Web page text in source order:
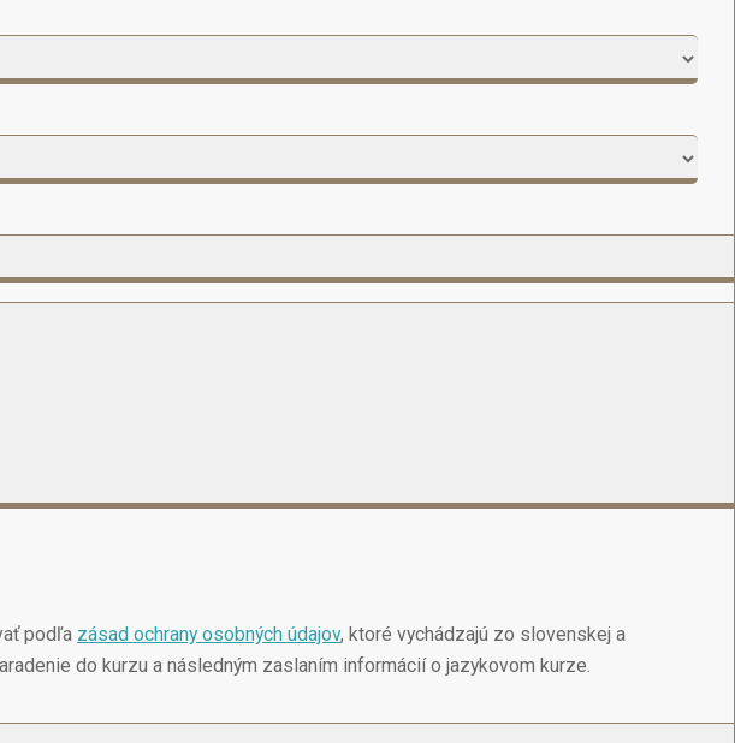
podľa zásad ochrany osobných údajov, ktoré vychádzajú zo slovenskej a
do kurzu a následným zaslaním informácií o jazykovom kurze.